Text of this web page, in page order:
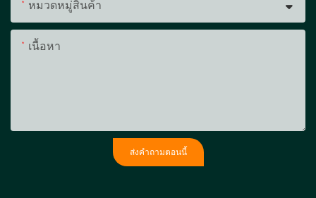
หมวดหมู่สินค้า
เนื้อหา
ส่งคำถามตอนนี้